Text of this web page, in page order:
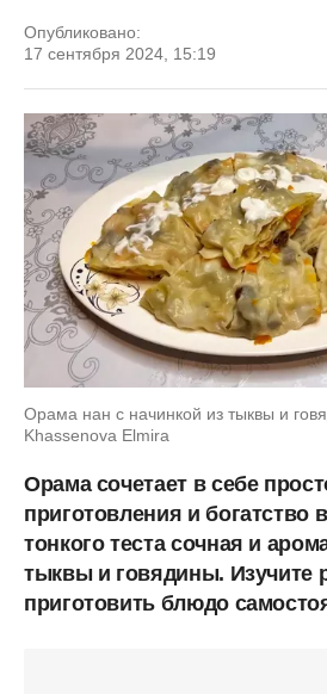
Опубликовано:
17 сентября 2024, 15:19
Орама нан с начинкой из тыквы и
Khassenova Elmira
Орама сочетает в себе
приготовления и богатство
тонкого теста сочная и
тыквы и говядины. Изучите
приготовить блюдо